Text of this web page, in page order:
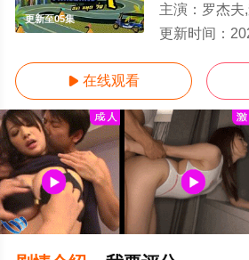
更新至05集
主演： 罗杰夫,查瓦林·佩
更新时间：
 在线观看